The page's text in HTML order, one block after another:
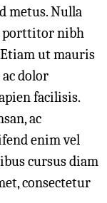
metus. Nulla
porttitor nibh
ut mauris
dolor
facilisis.
ac
enim vel
cursus diam
consectetur